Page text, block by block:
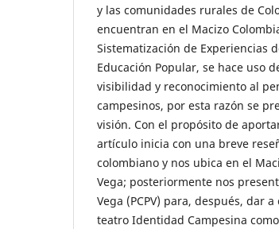
y las comunidades rurales de
encuentran en el Macizo
Sistematización de Experiencias
Educación Popular, se hace uso
visibilidad y reconocimiento al
campesinos, por esta razón se
visión. Con el propósito de
artículo inicia con una breve
colombiano y nos ubica en el
Vega; posteriormente nos
Vega (PCPV) para, después, dar
teatro Identidad Campesina